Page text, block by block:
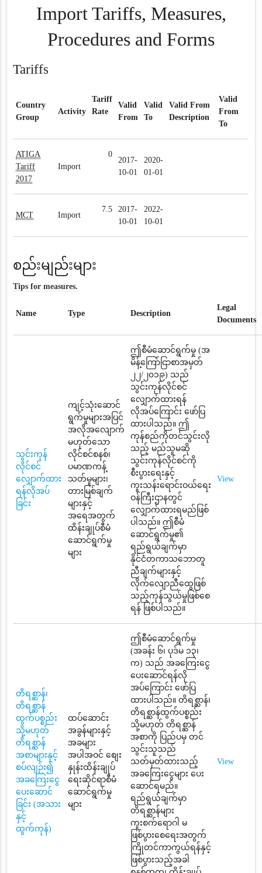
Import Tariffs, Measures,
Procedures and Forms
Tariffs
Country
Group
Activity
Tariff
Rate
Valid
From
Valid
To
Valid From
Description
Valid
From
To
ATIGA
Tariff
2017
Import
0
2017-
10-01
2020-
01-01
MCT Import
7.5
2017-
10-01
2022-
10-01
စည်းမျည်းများ
Tips for measures.
Name Type Description
Legal
Documents
သွင်းကုန်
လိုင်စင်
လျှောက်ထား
ရန်လိုအပ်
ခြင်း
ကျင့်သုံးဆောင်
ရွက်မှုများအပြင်
အလိုအလျောက်
မဟုတ်သော
လိုင်စင်စနစ်၊
ပမာဏကန့်
သတ်မှုများ၊
တားမြစ်ချက်
များနှင့်
အရေအတွက်
ထိန်းချုပ်စီမံ
ဆောင်ရွက်မှု
များ
ဤစီမံဆောင်ရွက်မှု (အ
မိန့်ကြော်ငြာစာအမှတ်
၂၂/၂၀၁၉) သည်
သွင်းကုန်လိုင်စင်
လျှောက်ထားရန်
လိုအပ်ကြောင်း ဖော်ပြ
ထားပါသည်။ ဤ
ကုန်စည်ကိုတင်သွင်းလို
သည့် မည်သူမဆို
သွင်းကုန်လိုင်စင်ကို
စီးပွားရေးနှင့်
ကူးသန်းရောင်းဝယ်ရေး
ဝန်ကြီးဌာနတွင်
လျှောက်ထားရမည်ဖြစ်
ပါသည်။ ဤစီမံ
ဆောင်ရွက်မှု၏
ရည်ရွယ်ချက်မှာ
နိုင်ငံတကာသဘောတူ
ညီချက်များနှင့်
လိုက်လျောညီထွေဖြစ်
သည့်ကုန်သွယ်မှုဖြစ်စေ
ရန် ဖြစ်ပါသည်။
View
တိရစ္ဆာန်၊
တိရစ္ဆာန်
ထွက်ပစ္စည်း
သို့မဟုတ်
တိရစ္ဆာန်
အစာများနှင့်
စပ်လျဉ်း၍
အခကြေးငွေ
ပေးဆောင်
ခြင်း (အသား
နှင့်
ထွက်ကုန်)
ထပ်ဆောင်း
အခွန်များနှင့်
အခများ
အပါအဝင် စျေး
နှုန်းထိန်းချုပ်
ရေးဆိုင်ရာစီမံ
ဆောင်ရွက်မှု
များ
ဤစီမံဆောင်ရွက်မှု
(အခန်း ၆၊ ပုဒ်မ ၁၃၊
က) သည် အခကြေးငွေ
ပေးဆောင်ရန်လို
အပ်ကြောင်း ဖော်ပြ
ထားပါသည်။ တိရစ္ဆာန်၊
တိရစ္ဆာန်ထွက်ပစ္စည်း
သို့မဟုတ် တိရစ္ဆာန်
အစာကို ပြည်ပမှ တင်
သွင်းသူသည်
သတ်မှတ်ထားသည့်
အခကြေးငွေများ ပေး
ဆောင်ရမည်။
ရည်ရွယ်ချက်မှာ
တိရစ္ဆာန်များ
ကူးစက်ရောဂါ မ
ဖြစ်ပွားစေရေးအတွက်
ကြိုတင်ကာကွယ်ရန်နှင့်
ဖြစ်ပွားသည့်အခါ
View